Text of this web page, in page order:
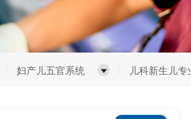
妇产儿五官系统 儿科新生儿专